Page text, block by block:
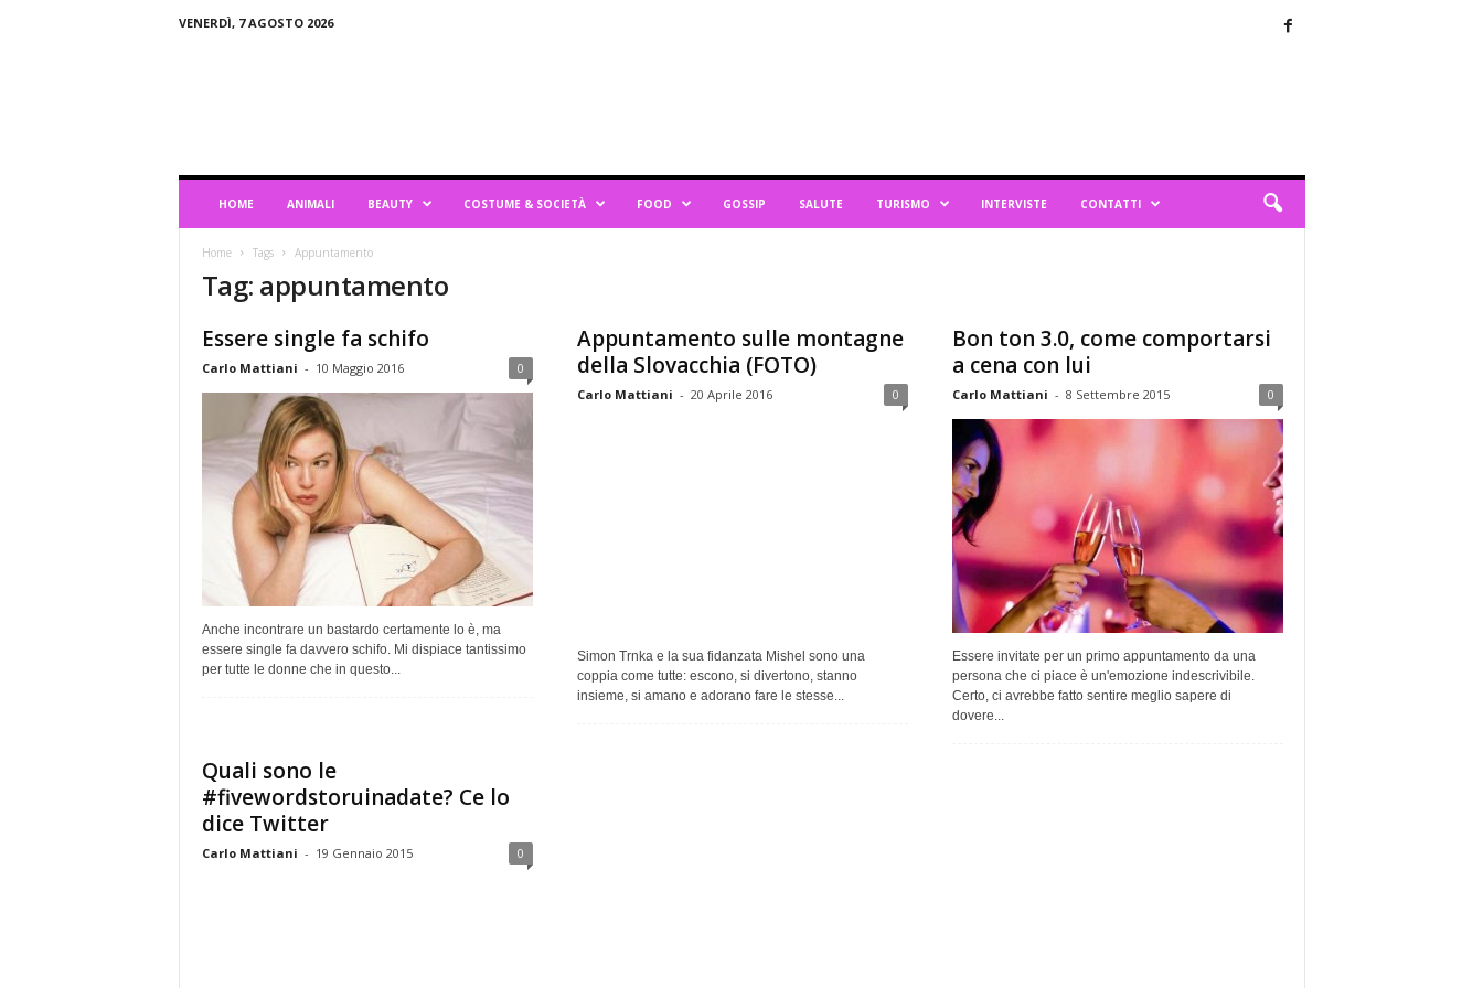
VENERDÌ, 7 AGOSTO 2026
HOME ANIMALI BEAUTY COSTUME & SOCIETÀ FOOD GOSSIP SALUTE TURISMO INTERVISTE CONTATTI
Home Tags Appuntamento
Tag: appuntamento
Essere single fa schifo
Carlo Mattiani - 10 Maggio 2016 0
Anche incontrare un bastardo certamente lo è, ma
essere single fa davvero schifo. Mi dispiace tantissimo
per tutte le donne che in questo...
Appuntamento sulle montagne
della Slovacchia (FOTO)
Carlo Mattiani - 20 Aprile 2016 0
Simon Trnka e la sua fidanzata Mishel sono una
coppia come tutte: escono, si divertono, stanno
insieme, si amano e adorano fare le stesse...
Bon ton 3.0, come comportarsi
a cena con lui
Carlo Mattiani - 8 Settembre 2015 0
Essere invitate per un primo appuntamento da una
persona che ci piace è un'emozione indescrivibile.
Certo, ci avrebbe fatto sentire meglio sapere di
dovere...
Quali sono le
#fivewordstoruinadate? Ce lo
dice Twitter
Carlo Mattiani - 19 Gennaio 2015 0